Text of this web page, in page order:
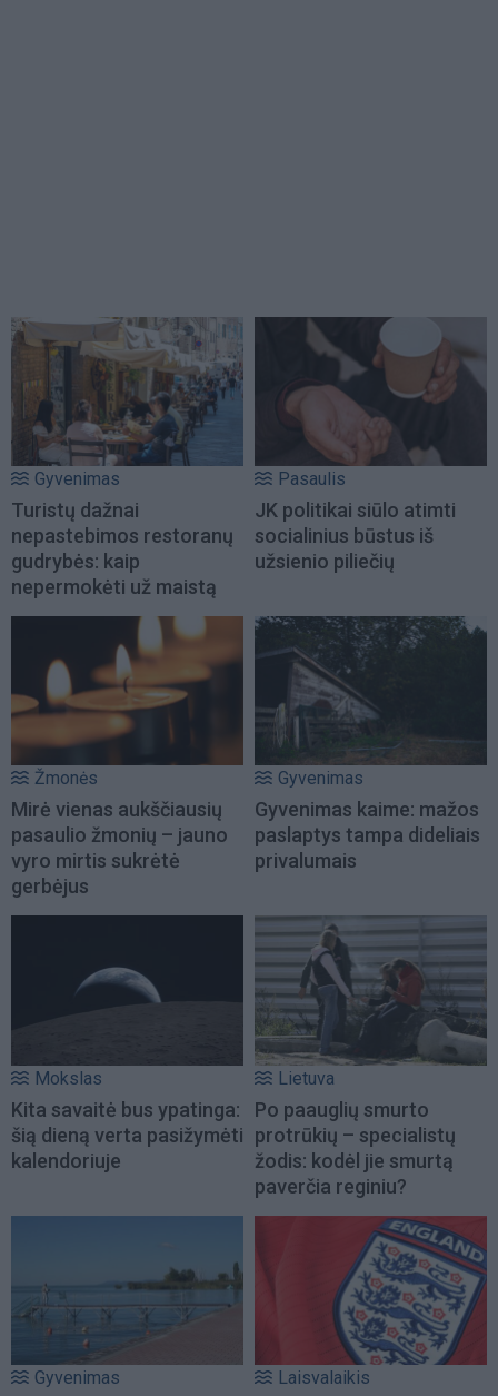
Gyvenimas
Turistų dažnai
nepastebimos restoranų
gudrybės: kaip
nepermokėti už maistą
Pasaulis
JK politikai siūlo atimti
socialinius būstus iš
užsienio piliečių
Žmonės
Mirė vienas aukščiausių
pasaulio žmonių – jauno
vyro mirtis sukrėtė
gerbėjus
Gyvenimas
Gyvenimas kaime: mažos
paslaptys tampa dideliais
privalumais
Mokslas
Kita savaitė bus ypatinga:
šią dieną verta pasižymėti
kalendoriuje
Lietuva
Po paauglių smurto
protrūkių – specialistų
žodis: kodėl jie smurtą
paverčia reginiu?
Gyvenimas Laisvalaikis